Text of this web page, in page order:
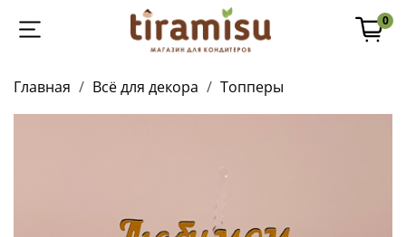
0
Главная Всё для декора Топперы